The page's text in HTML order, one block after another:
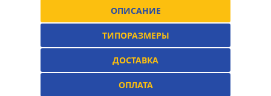
ОПИСАНИЕ
ТИПОРАЗМЕРЫ
ДОСТАВКА
ОПЛАТА